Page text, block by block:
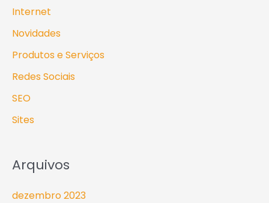
Internet
Novidades
Produtos e Serviços
Redes Sociais
SEO
Sites
Arquivos
dezembro 2023